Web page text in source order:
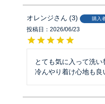
オレンジ 3 購入
投稿日
2026/06/23
とても気に入って洗
冷んやり着け心地も良